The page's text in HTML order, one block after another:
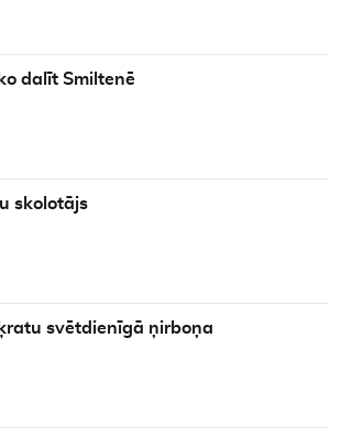
dalīt Smiltenē
skolotājs
svētdienīgā ņirboņa